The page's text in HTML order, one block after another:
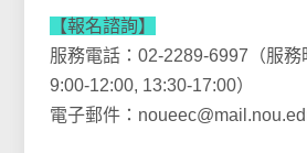
【報名諮詢】
服務電話：02-2289-6997（服務
9:00-12:00, 13:30-17:00）
電子郵件：